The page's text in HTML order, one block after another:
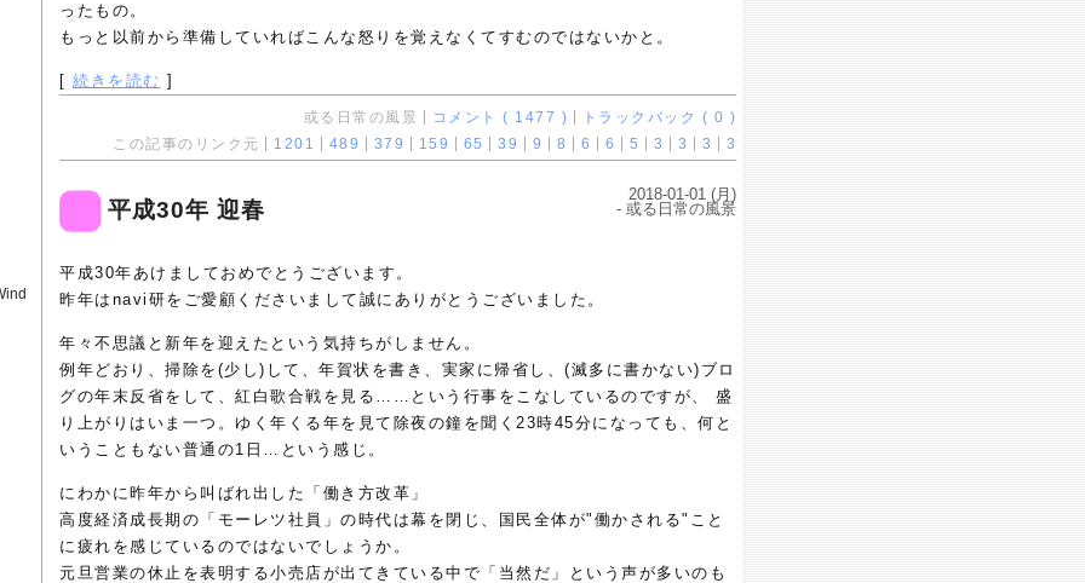
ったもの。
もっと以前から準備していればこんな怒りを覚えなくてすむのではないかと。
[ 続きを読む ]
或る日常の風景 コメント ( 1477 )
トラックバック ( 0 )
この記事のリンク元
1201 489 379 159 65 39 9 8 6 6 5 3 3 3 3
平成30年 迎春
2018-01-01 (月)
- 或る日常の風景
平成30年あけましておめでとうございます。
昨年はnavi研をご愛顧くださいまして誠にありがとうございました。
年々不思議と新年を迎えたという気持ちがしません。
例年どおり、掃除を(少し)して、年賀状を書き、実家に帰省し、(滅多に書かない)ブロ
グの年末反省をして、紅白歌合戦を見る……という行事をこなしているのですが、 盛
り上がりはいま一つ。ゆく年くる年を見て除夜の鐘を聞く23時45分になっても、何と
いうこともない普通の1日…という感じ。
にわかに昨年から叫ばれ出した「働き方改革」
高度経済成長期の「モーレツ社員」の時代は幕を閉じ、国民全体が"働かされる"こと
に疲れを感じているのではないでしょうか。
元旦営業の休止を表明する小売店が出てきている中で「当然だ」という声が多いのも